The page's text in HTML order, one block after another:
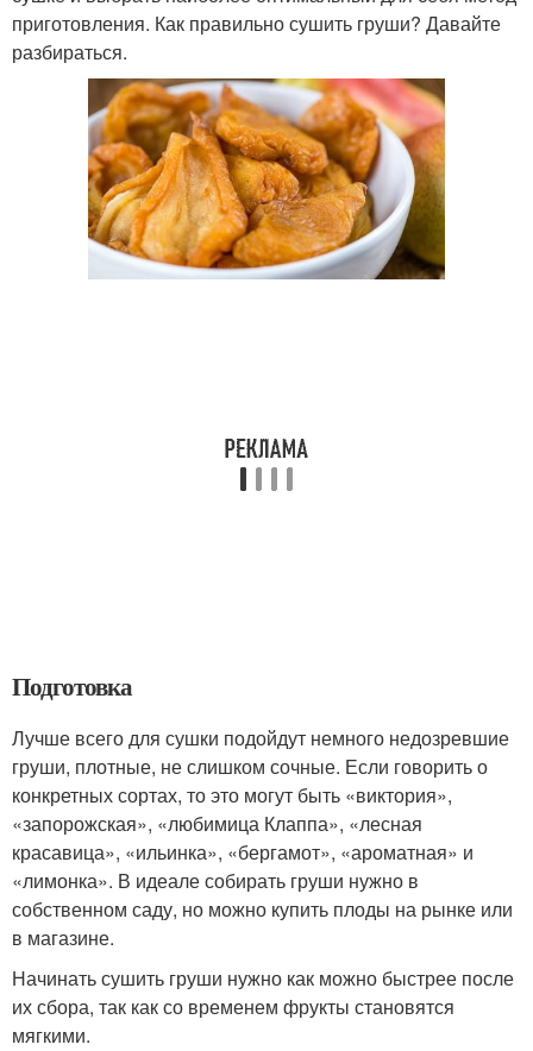
приготовления. Как правильно сушить груши? Давайте
разбираться.
Подготовка
Лучше всего для сушки подойдут немного недозревшие
груши, плотные, не слишком сочные. Если говорить о
конкретных сортах, то это могут быть «виктория»,
«запорожская», «любимица Клаппа», «лесная
красавица», «ильинка», «бергамот», «ароматная» и
«лимонка». В идеале собирать груши нужно в
собственном саду, но можно купить плоды на рынке или
в магазине.
Начинать сушить груши нужно как можно быстрее после
их сбора, так как со временем фрукты становятся
мягкими.